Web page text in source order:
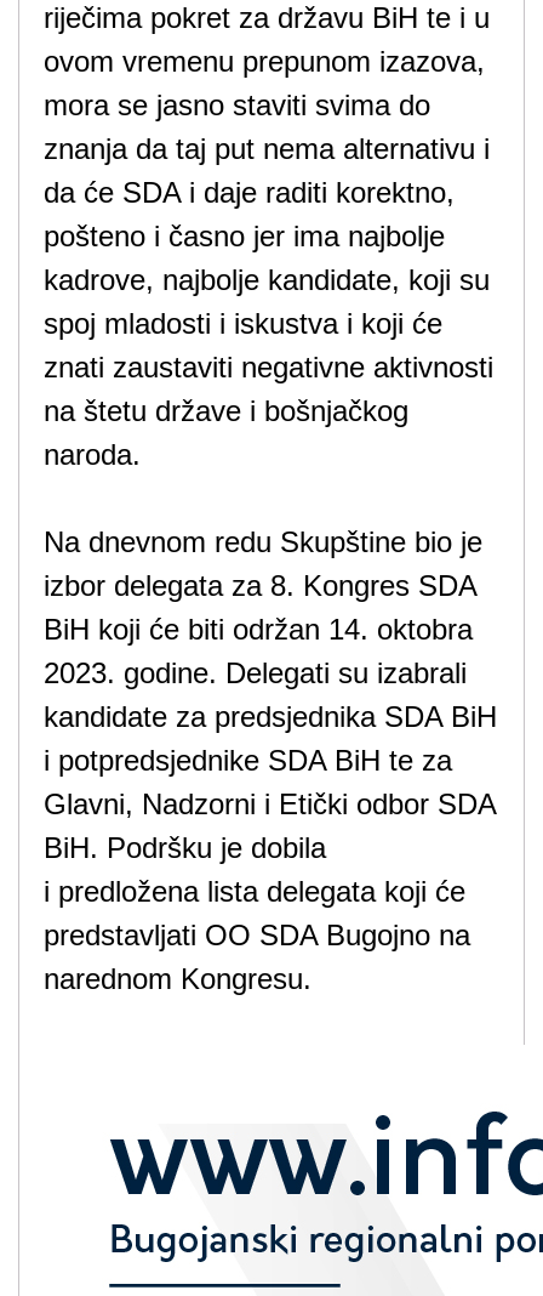
riječima pokret za državu BiH te i u
ovom vremenu prepunom izazova,
mora se jasno staviti svima do
znanja da taj put nema alternativu i
da će SDA i daje raditi korektno,
pošteno i časno jer ima najbolje
kadrove, najbolje kandidate, koji su
spoj mladosti i iskustva i koji će
znati zaustaviti negativne aktivnosti
na štetu države i bošnjačkog
naroda.
Na dnevnom redu Skupštine bio je
izbor delegata za 8. Kongres SDA
BiH koji će biti održan 14. oktobra
2023. godine. Delegati su izabrali
kandidate za predsjednika SDA BiH
i potpredsjednike SDA BiH te za
Glavni, Nadzorni i Etički odbor SDA
BiH. Podršku je dobila
i predložena lista delegata koji će
predstavljati OO SDA Bugojno na
narednom Kongresu.